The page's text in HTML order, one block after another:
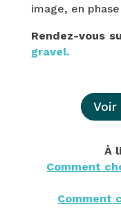
image, en
Rendez-vous
gravel.
À
Comment
Comment